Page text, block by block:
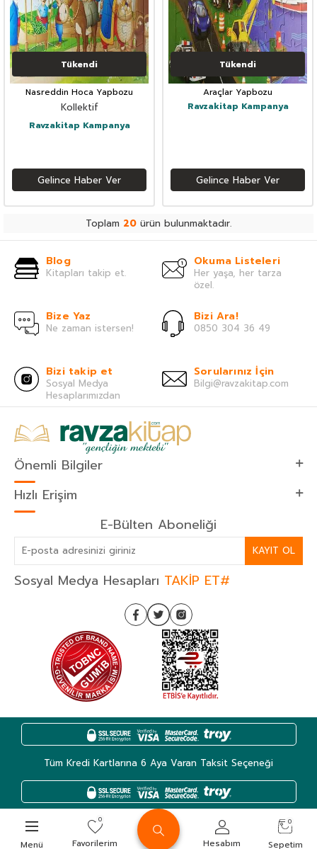
Menü
0
Favorilerim Hesabım
0
Sepetim
Tükendi
Nasreddin Hoca Yapbozu
Kollektif
Ravzakitap Kampanya
Gelince Haber Ver
Tükendi
Araçlar Yapbozu
Ravzakitap Kampanya
Gelince Haber Ver
Toplam 20 ürün bulunmaktadır.
Blog
Kitapları takip et.
Okuma Listeleri
Her yaşa, her tarza
özel.
Bize Yaz
Ne zaman istersen!
Bizi Ara!
0850 304 36 49
Bizi takip et
Sosyal Medya
Hesaplarımızdan
Sorularınız İçin
Bilgi@ravzakitap.com
Önemli Bilgiler
Hızlı Erişim
E-Bülten Aboneliği
KAYIT OL
Sosyal Medya Hesapları TAKİP ET#
Tüm Kredi Kartlarına 6 Aya Varan Taksit Seçeneği
Kategoriler Hesabım Favoriler Sepet